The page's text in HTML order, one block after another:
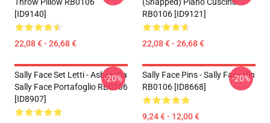
[ID9140]
22,08 € - 26,68 €
RB0106 [ID9121]
22,08 € - 26,68 €
Sally Face Set Letti - Ashley Da
Sally Face Portafoglio RB0106
[ID8907]
-20%
Sally Face Pins - Sally Face Pin
RB0106 [ID8668]
9,24 € - 12,00 €
-20%